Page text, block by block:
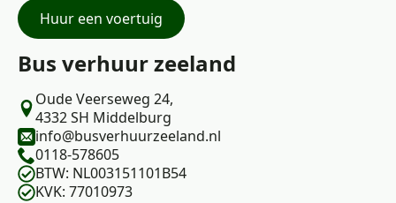
Huur een voertuig
Bus verhuur zeeland
Oude Veerseweg 24,
4332 SH Middelburg
info@busverhuurzeeland.nl
0118-578605
BTW: NL003151101B54
KVK: 77010973